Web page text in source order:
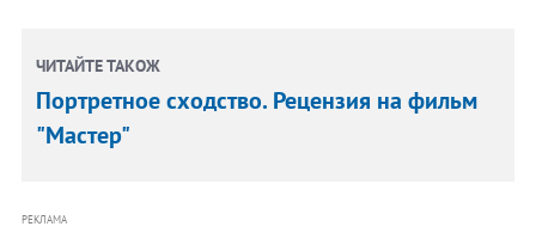
ЧИТАЙТЕ ТАКОЖ
Портретное сходство. Рецензия на фильм
"Мастер"
РЕКЛАМА